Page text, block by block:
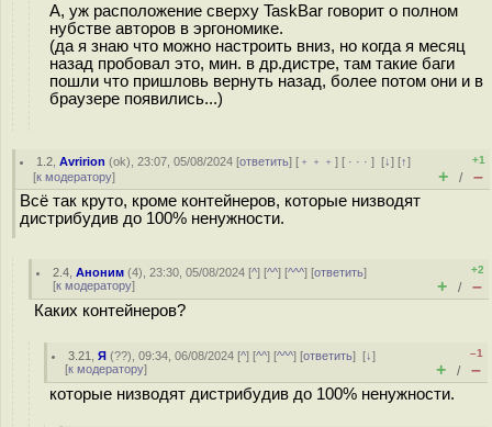
А, уж расположение сверху TaskBar говорит о полном
нубстве авторов в эргономике.
(да я знаю что можно настроить вниз, но когда я месяц
назад пробовал это, мин. в др.дистре, там такие баги
пошли что пришловь вернуть назад, более потом они и в
браузере появились...)
1.2 ,Avririon (ok), 23:07, 05/08/2024 [ответить] [ ﹢﹢﹢] [ · · ·][↓] [↑]
[к модератору]
+1
+ / –
Всё так круто, кроме контейнеров, которые низводят
дистрибудив до 100% нeнyжности.
2.4 ,Аноним (4), 23:30, 05/08/2024 [^] [^^] [^^^] [ответить]
[к модератору]
+2
+ / –
Каких контейнеров?
3.21 ,Я (??), 09:34, 06/08/2024 [^] [^^] [^^^] [ответить][↓]
[к модератору]
–1
+ / –
которые низводят дистрибудив до 100% нeнyжности.